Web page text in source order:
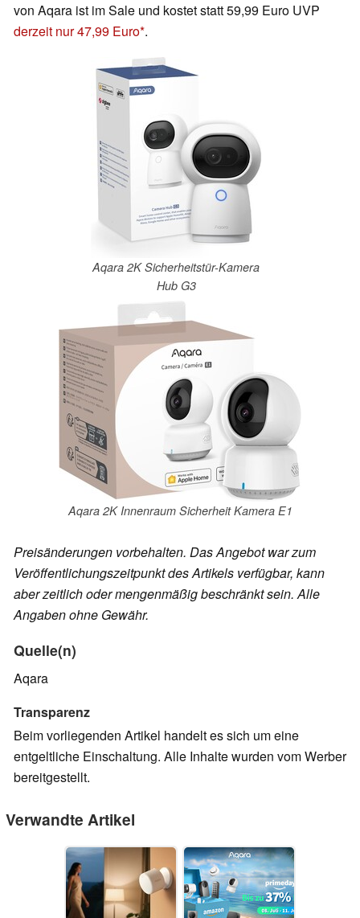
von Aqara ist im Sale und kostet statt 59,99 Euro UVP
derzeit nur 47,99 Euro .
Aqara 2K Sicherheitstür-Kamera
Hub G3
Aqara 2K Innenraum Sicherheit Kamera E1
Preisänderungen vorbehalten. Das Angebot war zum
Veröffentlichungszeitpunkt des Artikels verfügbar, kann
aber zeitlich oder mengenmäßig beschränkt sein. Alle
Angaben ohne Gewähr.
Quelle(n)
Aqara
Transparenz
Beim vorliegenden Artikel handelt es sich um eine
entgeltliche Einschaltung. Alle Inhalte wurden vom Werber
bereitgestellt.
Verwandte Artikel